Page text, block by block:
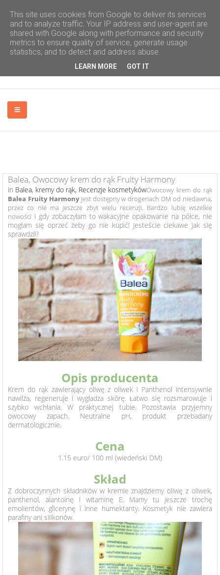
PODRÓŻE
FOTOGRAFIA
URODA
LIFESTYLE
O MNIE
WSPÓŁPRACA
ENGLISH
Balea, Owocowy krem do rąk Fruity Harmony
in Balea, kremy do rąk, Recenzje kosmetykówOwocowy krem do rąk
Balea Fruity Harmonyjest dostępny w drogeriach DM od niedawna,
przez co nie ma jeszcze zbyt wielu recenzji. Bardzo lubię wszelkie
nowości i gdy zobaczyłam to wakacyjne opakowanie na półce, nie
mogłam się oprzeć żeby go nie kupić! Jesteście ciekawe jak się
sprawdził?
Opis producenta
Krem do rąk zawierający oliwę z oliwek i Panthenol intensywnie
nawilża, regeneruje i wygładza skórę. Łatwo się rozsmarowuje i
szybko wchłania. W praktycznej tubie. Pozostawia przyjemny
owocowy zapach. Neutralne pH, produkt przebadany
dermatologicznie.
Cena
1.15 euro/ 100 ml (wiedeński DM)
Skład
Z dobroczynnych składników w kremie znajdziemy oliwę z oliwek,
panthenol, alantoinę i witaminę E. Mamy tu jeszcze trochę
emolientów, glicerynę i inne humektanty. Kosmetyk nie zawiera
parafiny ani silikonów.
This site uses cookies from Google to deliver its services
and to analyze traffic. Your IP address and user-agent are
shared with Google along with performance and security
metrics to ensure quality of service, generate usage
statistics, and to detect and address abuse.
LEARN MORE GOT IT